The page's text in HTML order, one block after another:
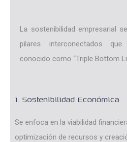
La sostenibilidad empresarial
pilares interconectados
conocido como “Triple Bottom
1. Sostenibilidad Económica
Se enfoca en la viabilidad
optimización de recursos y